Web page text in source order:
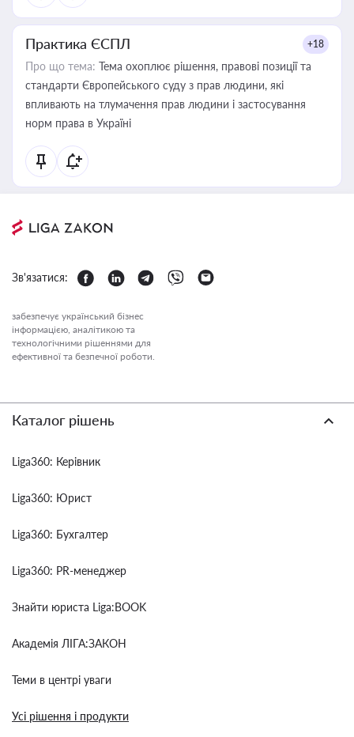
Практика ЄСПЛ +18
Про що тема: Тема охоплює рішення, правові позиції та
стандарти Європейського суду з прав людини, які
впливають на тлумачення прав людини і застосування
норм права в Україні
Зв'язатися:
забезпечує український бізнес
інформацією, аналітикою та
технологічними рішеннями для
ефективної та безпечної роботи.
Каталог рішень
Liga360: Керівник
Liga360: Юрист
Liga360: Бухгалтер
Liga360: PR-менеджер
Знайти юриста Liga:BOOK
Академія ЛІГА:ЗАКОН
Теми в центрі уваги
Усі рішення і продукти